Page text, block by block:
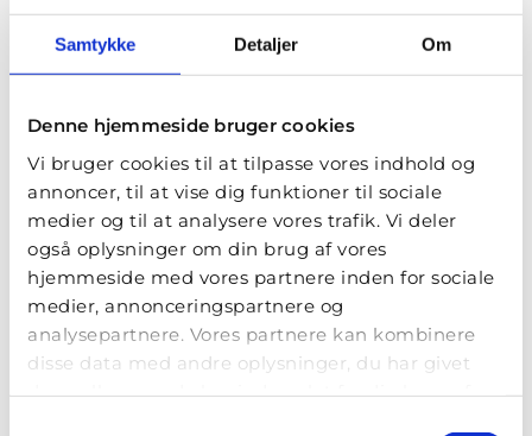
Samtykke Detaljer Om
Denne hjemmeside bruger cookies
Vi bruger cookies til at tilpasse vores indhold og
annoncer, til at vise dig funktioner til sociale
medier og til at analysere vores trafik. Vi deler
også oplysninger om din brug af vores
hjemmeside med vores partnere inden for sociale
medier, annonceringspartnere og
analysepartnere. Vores partnere kan kombinere
disse data med andre oplysninger, du har givet
dem, eller som de har indsamlet fra din brug af
Gamst Blomster, Hellerup
2900 Hellerup